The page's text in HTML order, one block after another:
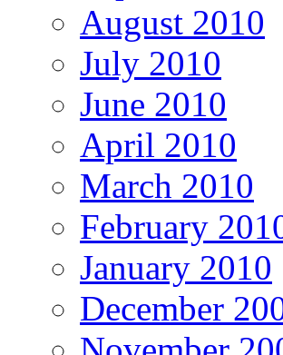
August 2010
July 2010
June 2010
April 2010
March 2010
February
January 2010
December